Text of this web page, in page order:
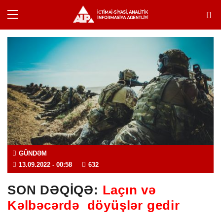
GÜNDƏM
13.09.2022 - 00:58 632
SON DƏQİQƏ: Laçın və
Kəlbəcərdə döyüşlər gedir